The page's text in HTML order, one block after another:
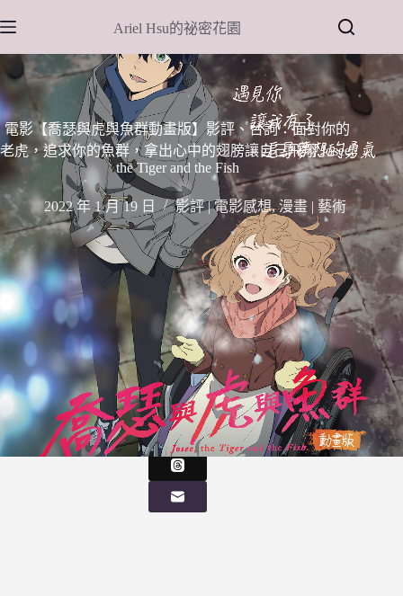
至
主
要
內
容
Ariel Hsu的祕密花園
電影【喬瑟與虎與魚群動畫版】影評、台詞：面對你的
老虎，追求你的魚群，拿出心中的翅膀讓自己飛翔 Josee,
the Tiger and the Fish
2022 年 1 月 19 日 影評 | 電影感想,漫畫 | 藝術